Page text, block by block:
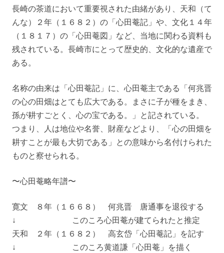
長崎の茶道において重要視された由緒があり、天和（て
んな）２年（１６８２）の「心田菴記」や、文化１４年
（１８１７）の「心田菴図」など、当地に関わる資料も
残されている。長崎市にとって歴史的、文化的な遺産で
ある。
名称の由来は「心田菴記」に、心田菴主である「何兆晋
の心の田畑はとても広大である。まさに子が種をまき、
孫が耕すごとく、心の宝である。」と記されている。
つまり、人は地位や名誉、財産などより、「心の田畑を
耕すことが最も大切である」との意味から名付けられた
ものと察せられる。
〜心田菴略年譜〜
寛文 ８年（１６６８） 何兆晋 唐通事を退役する
↓ このころ心田菴が建てられたと推定
天和 ２年（１６８２） 高玄岱「心田菴記」を記す
↓ このころ黄道謙「心田菴」を描く